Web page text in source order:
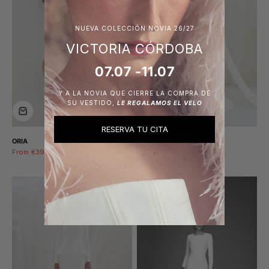
ORIA
Sale price
From €399,00 Regular price
€1.795,00
LEIRE
Sale price
€499,00 Regular price
€1.995,00
NUEVA COLECCIÓN NOVIA 26/27
VICTORIA CÓRDOBA
07.07 -11.07
Y A LA NOVIA QUE CIERRE LA COMPRA DE
SU VESTIDO, LE REGALAMOS EL VELO
RESERVA TU CITA